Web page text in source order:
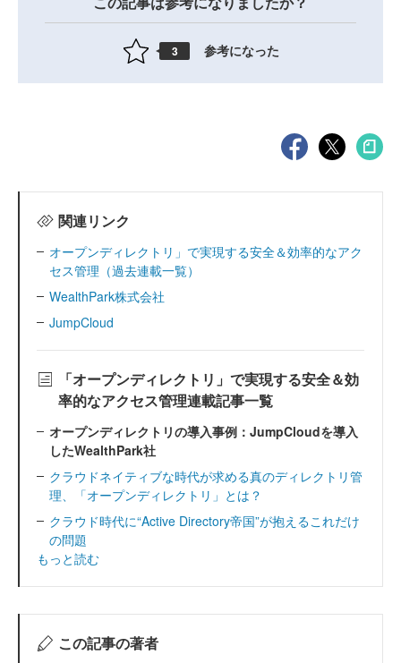
3 参考になった
関連リンク
オープンディレクトリ」で実現する安全＆効率的なアク
セス管理（過去連載一覧）
WealthPark株式会社
JumpCloud
「オープンディレクトリ」で実現する安全＆効
率的なアクセス管理連載記事一覧
オープンディレクトリの導入事例：JumpCloudを導入
したWealthPark社
クラウドネイティブな時代が求める真のディレクトリ管
理、「オープンディレクトリ」とは？
クラウド時代に“Active Directory帝国”が抱えるこれだけ
の問題
もっと読む
この記事の著者